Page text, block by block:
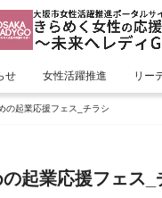
せ 女性活躍推進 リー
の起業応援フェス_チラシ
起業応援フェス_